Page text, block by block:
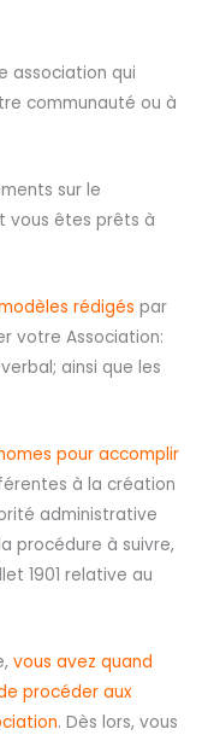
association qui
communauté ou à
sur le
vous êtes prêts à
rédigés par
votre Association:
ainsi que les
pour accomplir
à la création
administrative
procédure à suivre,
1901 relative au
vous avez quand
procéder aux
. Dès lors, vous